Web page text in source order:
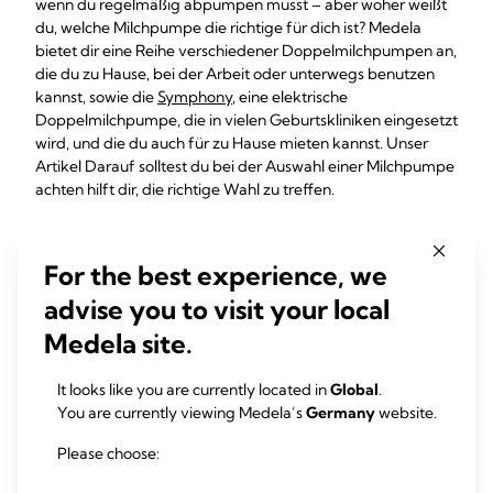
wenn du regelmäßig abpumpen musst – aber woher weißt
du, welche Milchpumpe die richtige für dich ist? Medela
bietet dir eine Reihe verschiedener Doppelmilchpumpen an,
die du zu Hause, bei der Arbeit oder unterwegs benutzen
kannst, sowie dieSymphony, eine elektrische
Doppelmilchpumpe, die in vielen Geburtskliniken eingesetzt
wird, und die du auch für zu Hause mieten kannst. Unser
Artikel Darauf solltest du bei der Auswahl einer Milchpumpe
achten hilft dir, die richtige Wahl zu treffen.
Freihändiges Abpumpen:
Perfekt für
vielbeschäftigte Mütter
Doppelmilchpumpe mit einem speziellen Abpump-BH wie
demEasy Expression Bustier von Medelaverwenden, der
die Brusthauben in Position hält, damit du die Hände
während des Abpumpens frei hast. Diese Kombination
For the best experience, we
advise you to visit your local
Medela site.
It looks like you are currently located inGlobal.
You are currently viewing Medela’sGermanywebsite.
Please choose: